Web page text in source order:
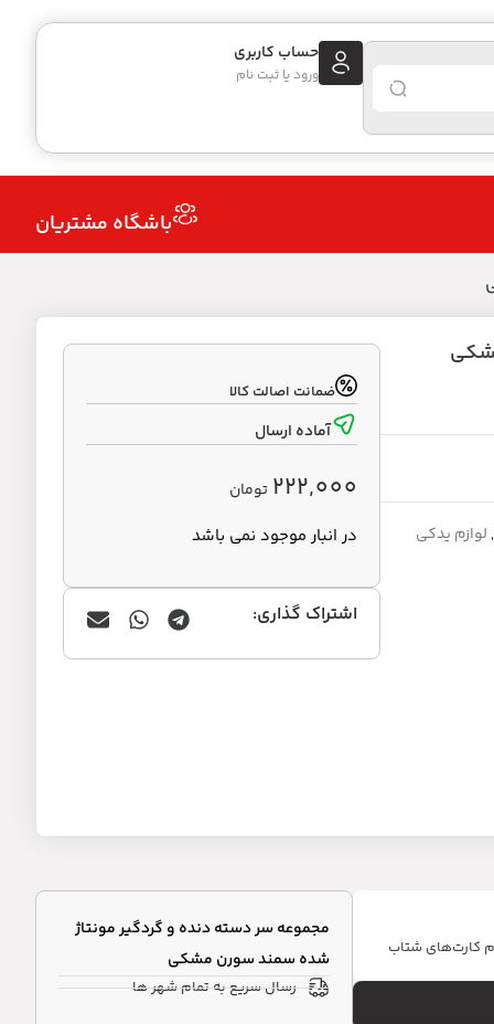
حساب کاربری
ورود یا ثبت نام
باشگاه مشتریان
,لوازم یدکی
ضمانت اصالت کالا
آماده ارسال
222,000 تومان
در انبار موجود نمی باشد
اشتراک گذاری:
کارت‌های شتاب
مجموعه سر دسته دنده و گردگیر مونتاژ
شده سمند سورن مشکی
رسال سریع به تمام شهر ها